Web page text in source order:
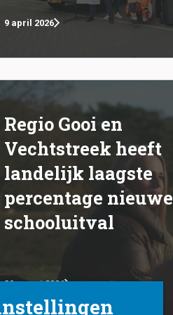
9 april 2026
Regio Gooi en
Vechtstreek heeft
landelijk laagste
percentage nieuwe
schooluitval
30 maart 2026